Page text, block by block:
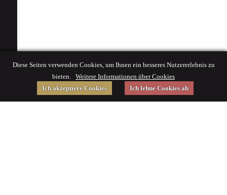
Diese Seiten verwenden Cookies, um Ihnen ein besseres Nutzererlebnis zu
bieten. Weitere Informationen über Cookies
Ich akzeptiere Cookies
Ich lehne Cookies ab